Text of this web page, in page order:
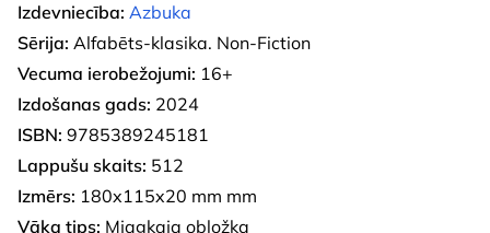
Izdevniecība: Azbuka
Sērija: Alfabēts-klasika. Non-Fiction
Vecuma ierobežojumi: 16+
Izdošanas gads: 2024
ISBN: 9785389245181
Lappušu skaits: 512
Izmērs: 180x115x20 mm mm
Vāka tips: Mjagkaja obložka